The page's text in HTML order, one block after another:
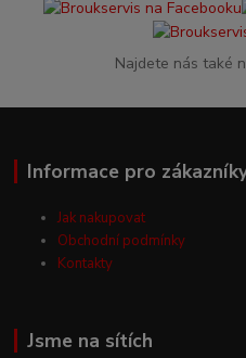
Najdete nás také
Informace pro
Jak nakupovat
Obchodní podmínky
Kontakty
Jsme na sítích